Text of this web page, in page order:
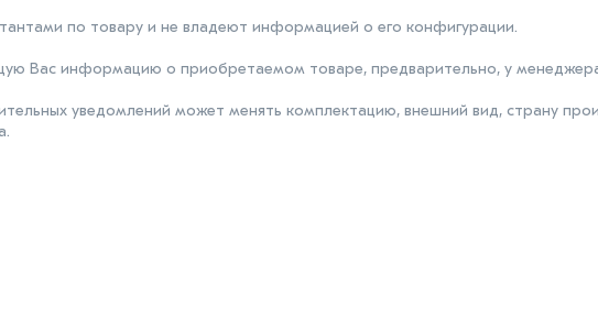
по товару и не владеют информацией о его конфигурации.
Вас информацию о приобретаемом товаре, предварительно, у
уведомлений может менять комплектацию, внешний вид, страну